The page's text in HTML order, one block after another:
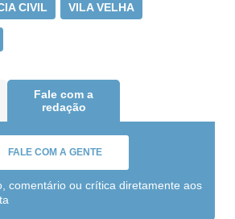
CIVIL VILA VELHA
Fale com a
redação
FALE COM A GENTE
comentário ou crítica diretamente aos